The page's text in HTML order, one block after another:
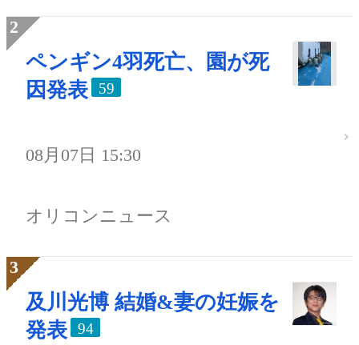
ペンギン4羽死亡、園が死
因発表
59
08月07日 15:30
オリコンニュース
及川光博 結婚&妻の妊娠を
発表
94